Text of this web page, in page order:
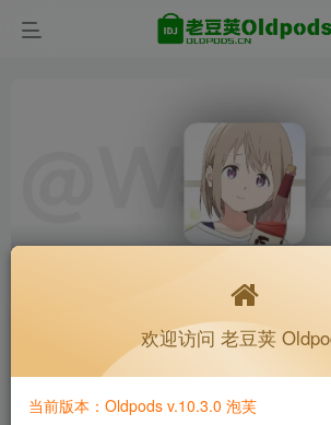
[转载]国版哔哩哔哩个人优化指南
K老于
1个月前发布 109次阅读
欢迎访问 老豆荚
当前版本：Oldpods v.10.3.0 泡芙